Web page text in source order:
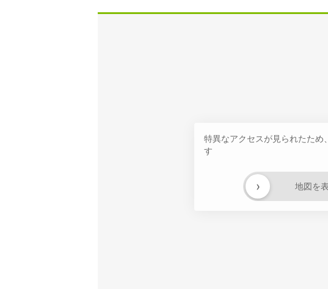
特異なアクセスが見られたため
す
地図を
›